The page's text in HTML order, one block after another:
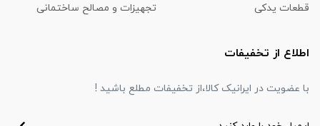
قطعات یدکی تجهیزات و مصالح ساختمانی
اطلاع از تخفیفات
با عضویت در ایرانیک کالا،از تخفیفات مطلع باشید !